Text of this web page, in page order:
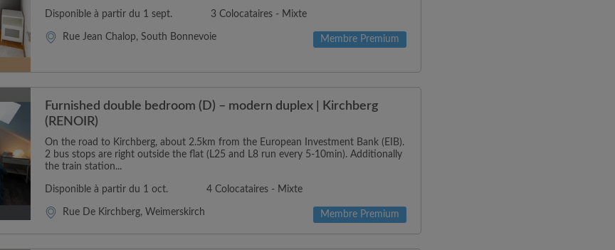
Disponible à partir du 1 sept. 3 Colocataires - Mixte
Rue Jean Chalop, South Bonnevoie Membre Premium
Furnished double bedroom (D) – modern duplex | Kirchberg
(RENOIR)
On the road to Kirchberg, about 2.5km from the European Investment Bank (EIB).
2 bus stops are right outside the flat (L25 and L8 run every 5-10min). Additionally
the train station...
Disponible à partir du 1 oct. 4 Colocataires - Mixte
Rue De Kirchberg, Weimerskirch Membre Premium